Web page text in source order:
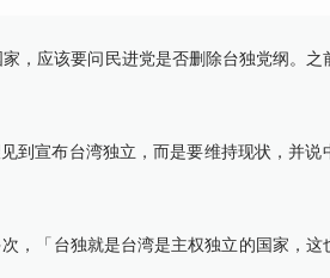
应该要问民进党是否删除台独党纲。之
宣布台湾独立，而是要维持现状，并说
「台独就是台湾是主权独立的国家，这